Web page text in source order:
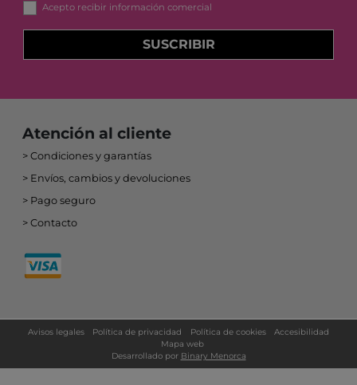
Acepto recibir información comercial
SUSCRIBIR
Atención al cliente
Condiciones y garantías
Envíos, cambios y devoluciones
Pago seguro
Contacto
Avisos legales Política de privacidad Política de cookies
Accesibilidad
Mapa web
Desarrollado por Binary Menorca